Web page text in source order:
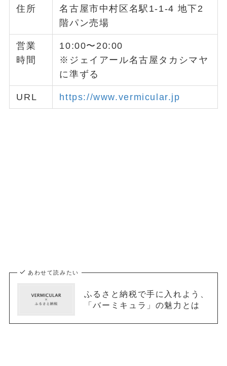
住所
名古屋市中村区名駅1-1-4 地下2
階パン売場
営業
時間
10:00〜20:00
※ジェイアール名古屋タカシマヤ
に準ずる
URL https://www.vermicular.jp
あわせて読みたい
ふるさと納税で手に入れよう、
「バーミキュラ」の魅力とは